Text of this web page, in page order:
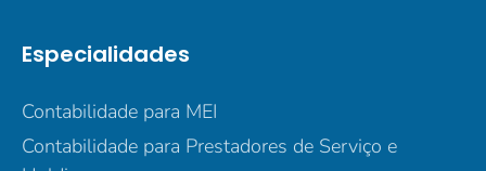
Especialidades
Contabilidade para MEI
Contabilidade para Prestadores de Serviço e